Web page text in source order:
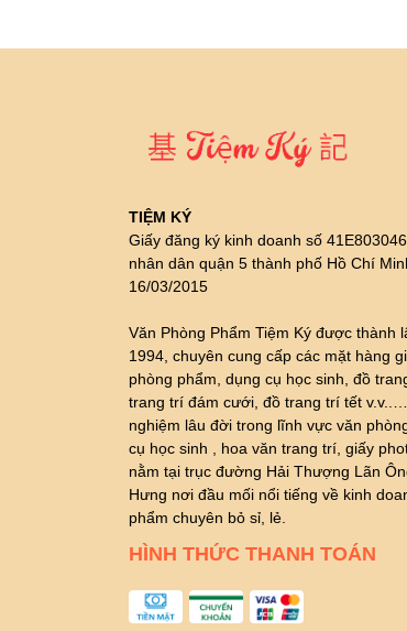
TIỆM KÝ
Giấy đăng ký kinh doanh số
nhân dân quận 5 thành phố Hồ Chí
16/03/2015
Văn Phòng Phẩm Tiệm Ký được thành
1994, chuyên cung cấp các mặt hàng
phòng phẩm, dụng cụ học sinh, đồ
trang trí đám cưới, đồ trang trí tết
nghiệm lâu đời trong lĩnh vực văn
cụ học sinh , hoa văn trang trí, giấy
nằm tại trục đường Hải Thượng Lãn
Hưng nơi đầu mối nổi tiếng về kinh
phẩm chuyên bỏ sỉ, lẻ.
HÌNH THỨC THANH TOÁN